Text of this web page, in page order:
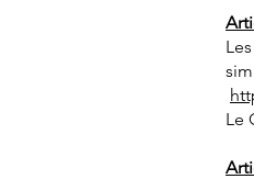
Le